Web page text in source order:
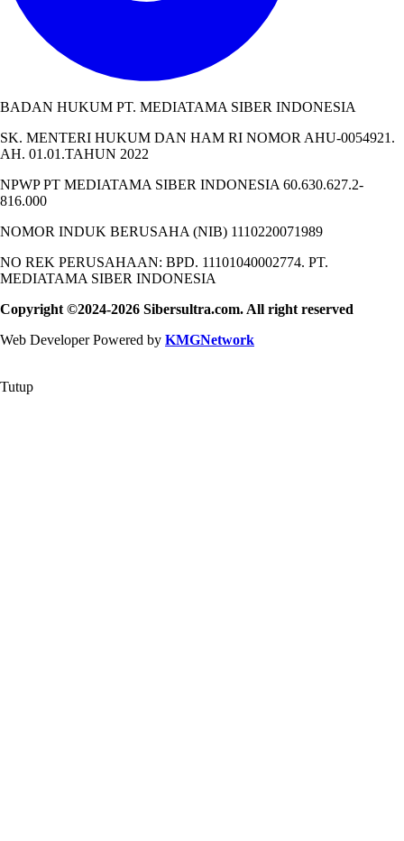
BADAN HUKUM PT. MEDIATAMA SIBER INDONESIA
SK. MENTERI HUKUM DAN HAM RI NOMOR AHU-0054921.
AH. 01.01.TAHUN 2022
NPWP PT MEDIATAMA SIBER INDONESIA 60.630.627.2-
816.000
NOMOR INDUK BERUSAHA (NIB) 1110220071989
NO REK PERUSAHAAN: BPD. 11101040002774. PT.
MEDIATAMA SIBER INDONESIA
Copyright ©2024-2026 Sibersultra.com. All right reserved
Web Developer Powered by KMGNetwork
Tutup